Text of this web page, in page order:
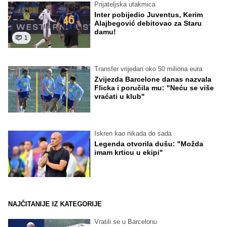
1
Prijateljska utakmica
Inter pobijedio Juventus, Kerim
Alajbegović debitovao za Staru
damu!
Transfer vrijedan oko 50 miliona eura
Zvijezda Barcelone danas nazvala
Flicka i poručila mu: "Neću se više
vraćati u klub"
Iskren kao nikada do sada
Legenda otvorila dušu: "Možda
imam krticu u ekipi"
NAJČITANIJE IZ KATEGORIJE
Vratili se u Barcelonu